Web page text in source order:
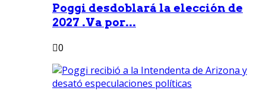
Poggi desdoblará la elección de
2027 .Va por...
0